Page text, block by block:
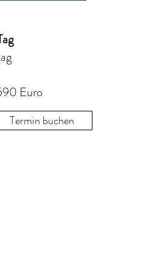
Euro
Termin buchen